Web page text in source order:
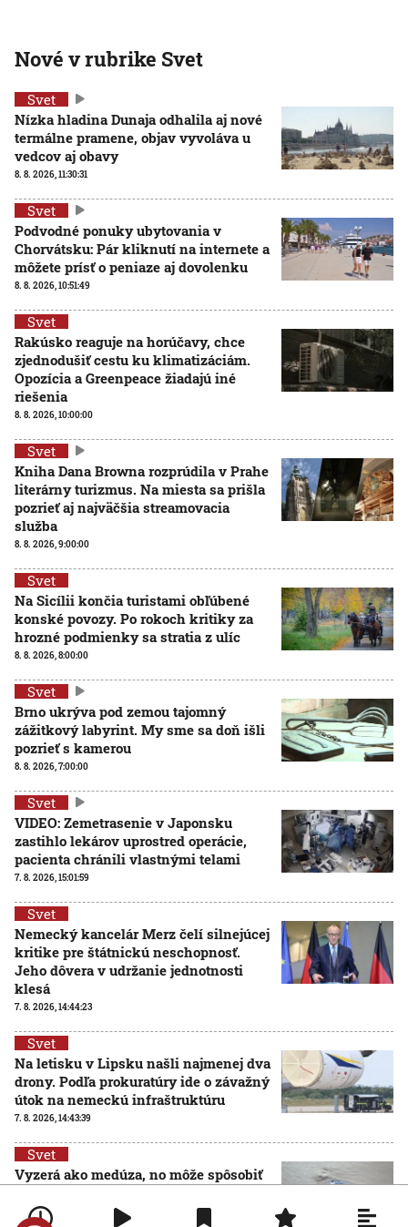
Nové v rubrike Svet
Svet
Nízka hladina Dunaja odhalila aj nové
termálne pramene, objav vyvoláva u
vedcov aj obavy
8. 8. 2026, 11:30:31
Svet
Podvodné ponuky ubytovania v
Chorvátsku: Pár kliknutí na internete a
môžete prísť o peniaze aj dovolenku
8. 8. 2026, 10:51:49
Svet
Rakúsko reaguje na horúčavy, chce
zjednodušiť cestu ku klimatizáciám.
Opozícia a Greenpeace žiadajú iné
riešenia
8. 8. 2026, 10:00:00
Svet
Kniha Dana Browna rozprúdila v Prahe
literárny turizmus. Na miesta sa prišla
pozrieť aj najväčšia streamovacia
služba
8. 8. 2026, 9:00:00
Svet
Na Sicílii končia turistami obľúbené
konské povozy. Po rokoch kritiky za
hrozné podmienky sa stratia z ulíc
8. 8. 2026, 8:00:00
Svet
Brno ukrýva pod zemou tajomný
zážitkový labyrint. My sme sa doň išli
pozrieť s kamerou
8. 8. 2026, 7:00:00
Svet
VIDEO: Zemetrasenie v Japonsku
zastihlo lekárov uprostred operácie,
pacienta chránili vlastnými telami
7. 8. 2026, 15:01:59
Svet
Nemecký kancelár Merz čelí silnejúcej
kritike pre štátnickú neschopnosť.
Jeho dôvera v udržanie jednotnosti
klesá
7. 8. 2026, 14:44:23
Svet
Na letisku v Lipsku našli najmenej dva
drony. Podľa prokuratúry ide o závažný
útok na nemeckú infraštruktúru
7. 8. 2026, 14:43:39
Svet
Vyzerá ako medúza, no môže spôsobiť
portugalská zatvára pláže vo